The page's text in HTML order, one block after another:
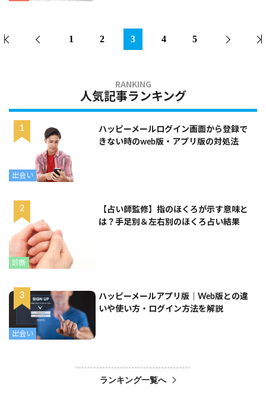
1 2 3 4 5
人気記事ランキング
出会い
ハッピーメールログイン画面から登録で
きない時のweb版・アプリ版の対処法
診断
【占い師監修】指のほくろが示す意味と
は？手足別＆左右別のほくろ占い結果
出会い
ハッピーメールアプリ版｜Web版との違
いや使い方・ログイン方法を解説
ランキング一覧へ